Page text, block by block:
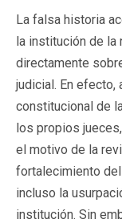
La falsa historia
la institución de la
directamente
judicial. En efecto,
constitucional de
los propios
el motivo de la
fortalecimiento
incluso la
institución. Sin